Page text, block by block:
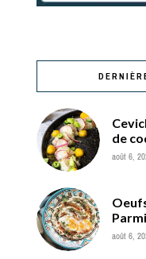
de
août 6,
août 6,